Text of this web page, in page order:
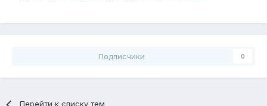
Подписчики 0
Перейти к списку тем